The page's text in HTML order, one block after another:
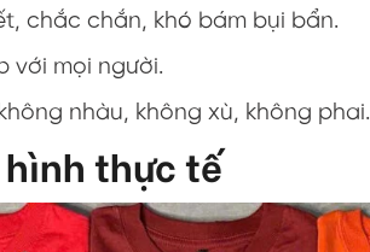
chắc chắn, khó bám bụi bẩn.
với mọi người.
nhàu, không xù, không phai.
hình thực tế